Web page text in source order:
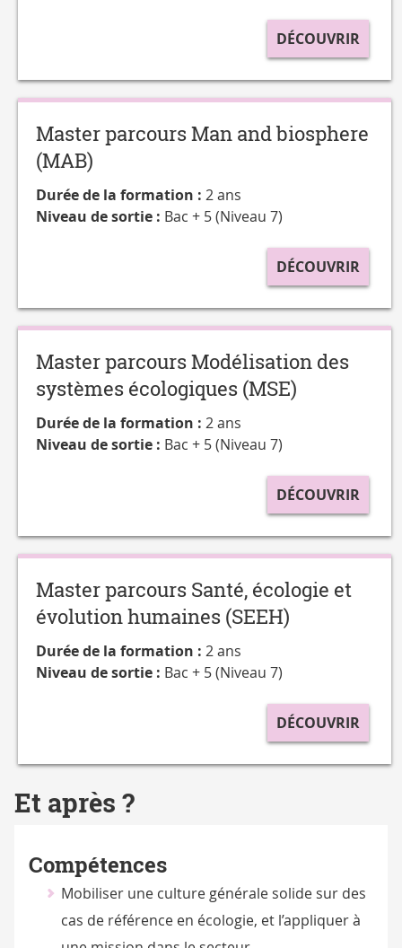
DÉCOUVRIR
Master parcours Man and biosphere
(MAB)
Durée de la formation :2 ans
Niveau de sortie : Bac + 5 (Niveau 7)
DÉCOUVRIR
Master parcours Modélisation des
systèmes écologiques (MSE)
Durée de la formation :2 ans
Niveau de sortie : Bac + 5 (Niveau 7)
DÉCOUVRIR
Master parcours Santé, écologie et
évolution humaines (SEEH)
Durée de la formation :2 ans
Niveau de sortie : Bac + 5 (Niveau 7)
DÉCOUVRIR
Et après ?
Compétences
Mobiliser une culture générale solide sur des
cas de référence en écologie, et l’appliquer à